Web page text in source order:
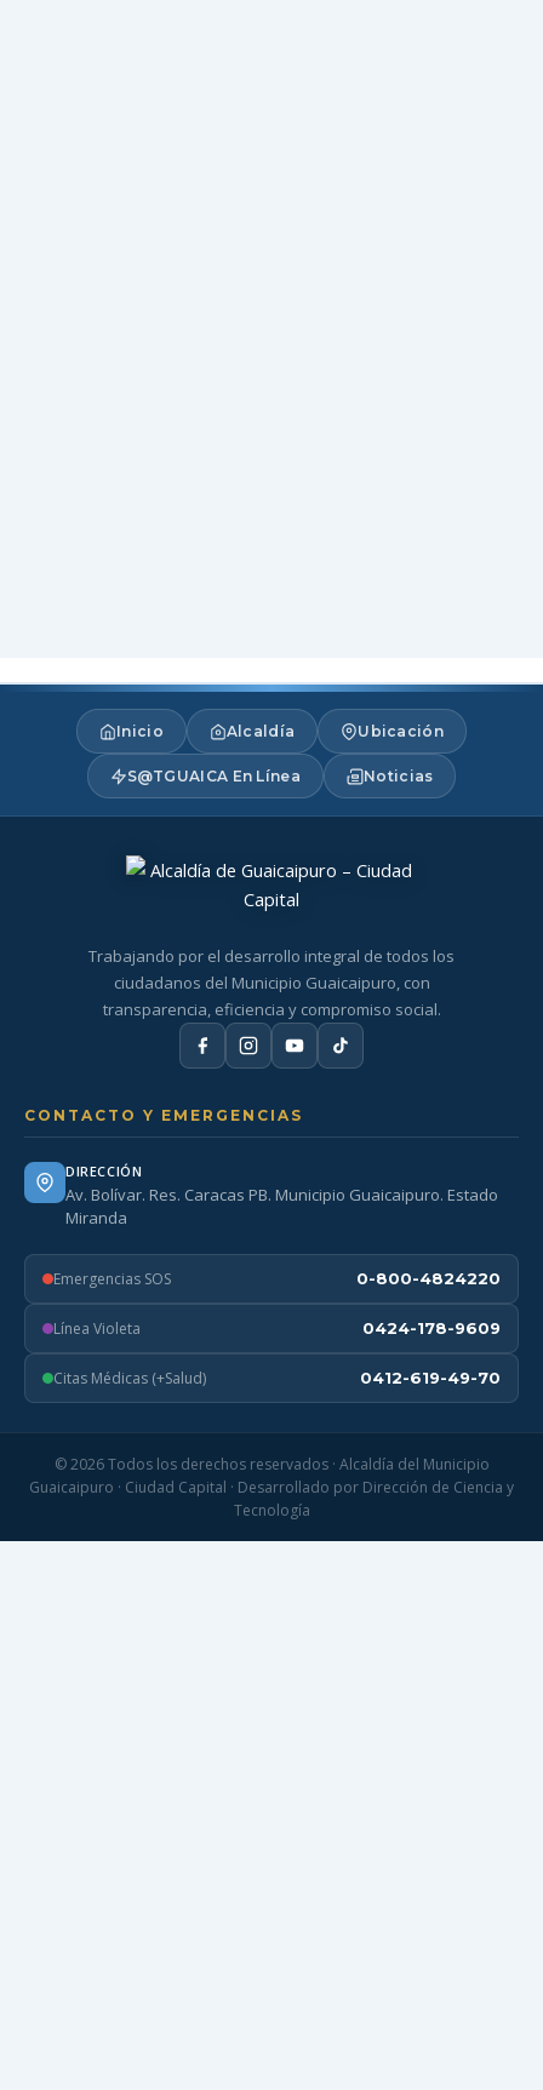
Inicio Alcaldía Ubicación
S@TGUAICA En Línea Noticias
Trabajando por el desarrollo integral de todos los
ciudadanos del Municipio Guaicaipuro, con
transparencia, eficiencia y compromiso social.
CONTACTO Y EMERGENCIAS
DIRECCIÓN
Av. Bolívar. Res. Caracas PB. Municipio Guaicaipuro. Estado
Miranda
Emergencias SOS 0-800-4824220
Línea Violeta 0424-178-9609
Citas Médicas (+Salud) 0412-619-49-70
© 2026 Todos los derechos reservados · Alcaldía del Municipio
Guaicaipuro · Ciudad Capital · Desarrollado por Dirección de Ciencia y
Tecnología